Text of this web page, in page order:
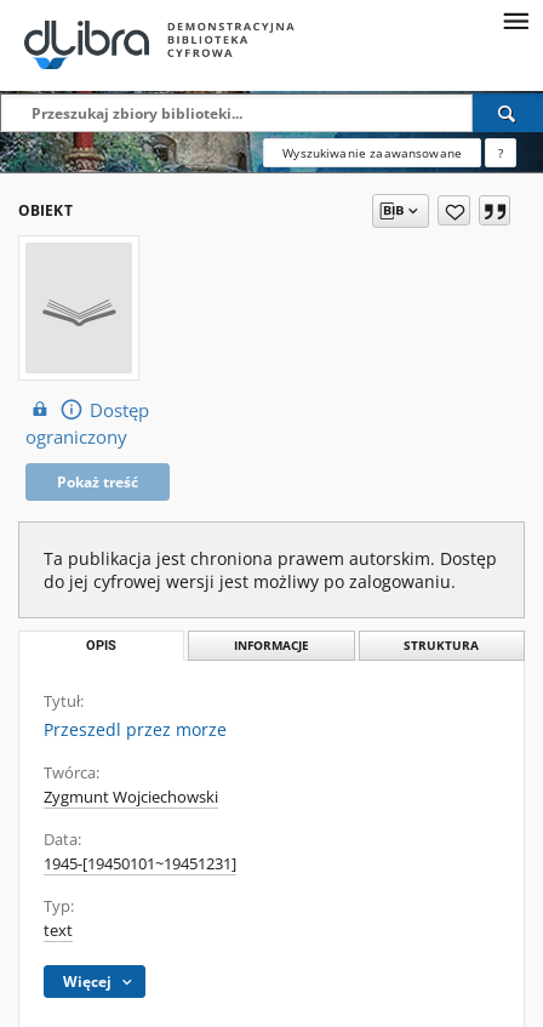
Wyszukiwanie zaawansowane ?
OBIEKT
Dostęp
ograniczony
Pokaż treść
Ta publikacja jest chroniona prawem autorskim. Dostęp
do jej cyfrowej wersji jest możliwy po zalogowaniu.
OPIS INFORMACJE STRUKTURA
Tytuł:
Przeszedl przez morze
Twórca:
Zygmunt Wojciechowski
Data:
1945-[19450101~19451231]
Typ:
text
Więcej